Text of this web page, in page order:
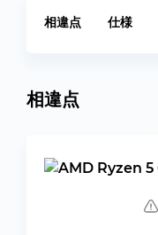
相違点 仕様
相違点